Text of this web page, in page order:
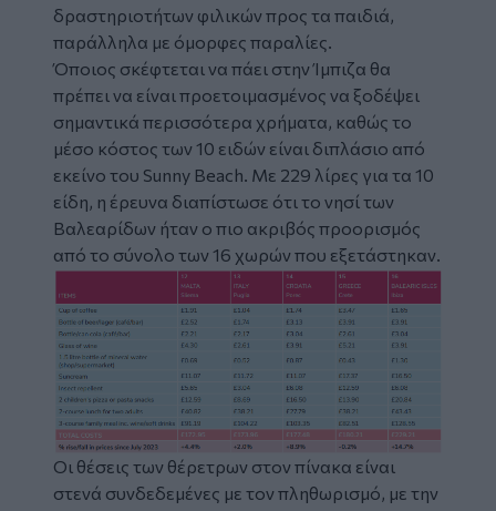
δραστηριοτήτων φιλικών προς τα παιδιά,
παράλληλα με όμορφες παραλίες.
Όποιος σκέφτεται να πάει στην Ίμπιζα θα
πρέπει να είναι προετοιμασμένος να ξοδέψει
σημαντικά περισσότερα χρήματα, καθώς το
μέσο κόστος των 10 ειδών είναι διπλάσιο από
εκείνο του Sunny Beach. Με 229 λίρες για τα 10
είδη, η έρευνα διαπίστωσε ότι το νησί των
Βαλεαρίδων ήταν ο πιο ακριβός προορισμός
από το σύνολο των 16 χωρών που εξετάστηκαν.
Οι θέσεις των θέρετρων στον πίνακα είναι
στενά συνδεδεμένες με τον πληθωρισμό, με την